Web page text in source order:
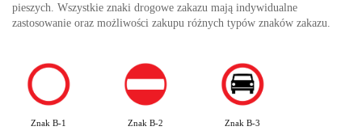
pieszych. Wszystkie znaki drogowe zakazu mają indywidualne
zastosowanie oraz możliwości zakupu różnych typów znaków zakazu.
Znak B-1 Znak B-2 Znak B-3